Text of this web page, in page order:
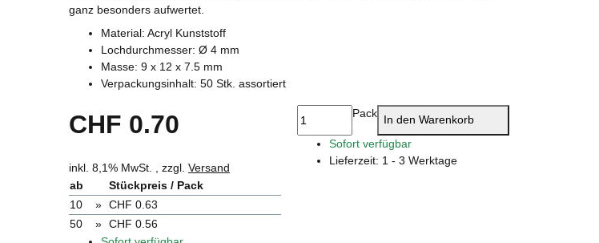
ganz besonders aufwertet.
Material: Acryl Kunststoff
Lochdurchmesser: Ø 4 mm
Masse: 9 x 12 x 7.5 mm
Verpackungsinhalt: 50 Stk. assortiert
CHF 0.70
inkl. 8,1% MwSt. , zzgl. Versand
ab
Stückpreis / Pack
10
» CHF 0.63
50
» CHF 0.56
Pack In den Warenkorb
Sofort verfügbar
Lieferzeit: 1 - 3 Werktage